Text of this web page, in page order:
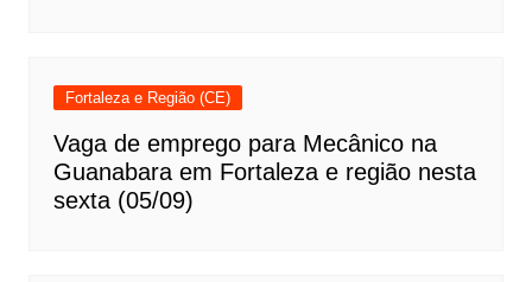
Fortaleza e Região (CE)
Vaga de emprego para Mecânico na
Guanabara em Fortaleza e região nesta
sexta (05/09)